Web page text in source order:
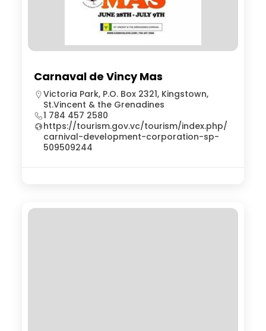
Carnaval de Vincy Mas
Victoria Park, P.O. Box 2321, Kingstown,
St.Vincent & the Grenadines
1 784 457 2580
https://tourism.gov.vc/tourism/index.php/
carnival-development-corporation-sp-
509509244